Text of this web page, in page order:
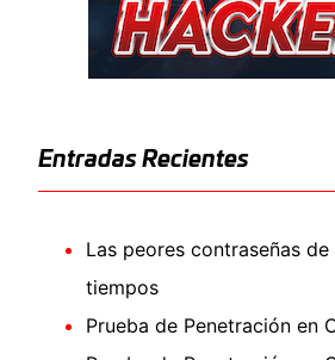
Entradas Recientes
Las peores contraseñas
tiempos
Prueba de Penetración en